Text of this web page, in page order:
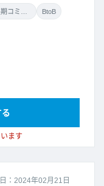
BtoB
ます
：2024年02月21日